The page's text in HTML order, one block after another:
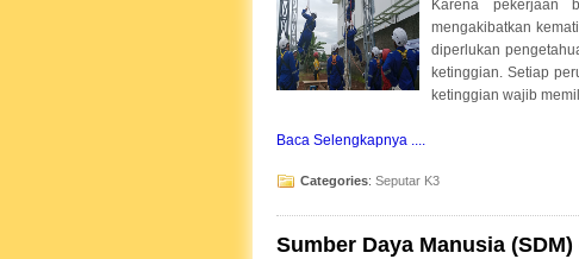
Karena pekerjaan
mengakibatkan
diperlukan
ketinggian. Setiap
ketinggian wajib
Baca Selengkapnya ....
Categories: Seputar K3
Sumber Daya Manusia